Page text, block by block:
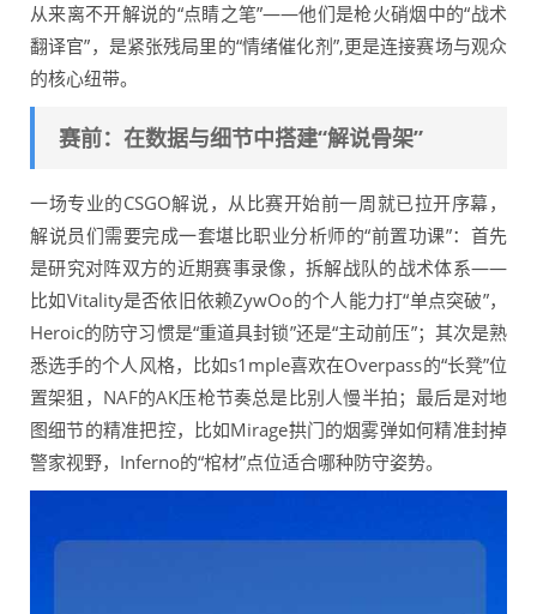
从来离不开解说的“点睛之笔”——他们是枪火硝烟中的“战术
翻译官”，是紧张残局里的“情绪催化剂”,更是连接赛场与观众
的核心纽带。
赛前：在数据与细节中搭建“解说骨架”
一场专业的CSGO解说，从比赛开始前一周就已拉开序幕，
解说员们需要完成一套堪比职业分析师的“前置功课”：首先
是研究对阵双方的近期赛事录像，拆解战队的战术体系——
比如Vitality是否依旧依赖ZywOo的个人能力打“单点突破”，
Heroic的防守习惯是“重道具封锁”还是“主动前压”；其次是熟
悉选手的个人风格，比如s1mple喜欢在Overpass的“长凳”位
置架狙，NAF的AK压枪节奏总是比别人慢半拍；最后是对地
图细节的精准把控，比如Mirage拱门的烟雾弹如何精准封掉
警家视野，Inferno的“棺材”点位适合哪种防守姿势。